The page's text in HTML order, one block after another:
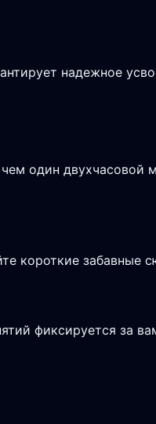
надежное
один двухчасовой
короткие
фиксируется за